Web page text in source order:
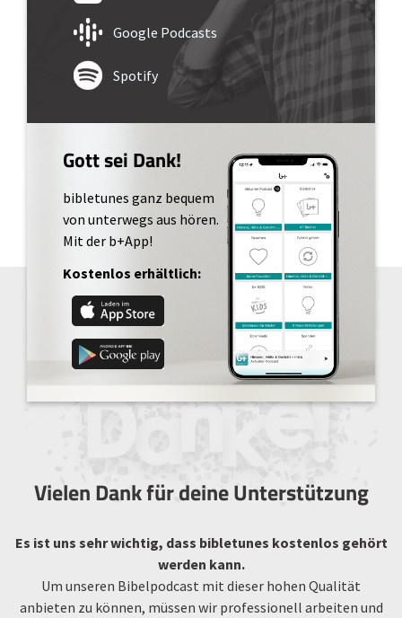
Google Podcasts
Spotify
Gott sei Dank!
bibletunes ganz bequem
von unterwegs aus hören.
Mit der b+App!
Kostenlos erhältlich:
Vielen Dank für deine Unterstützung
Es ist uns sehr wichtig, dass bibletunes kostenlos gehört
werden kann.
Um unseren Bibelpodcast mit dieser hohen Qualität
anbieten zu können, müssen wir professionell arbeiten und